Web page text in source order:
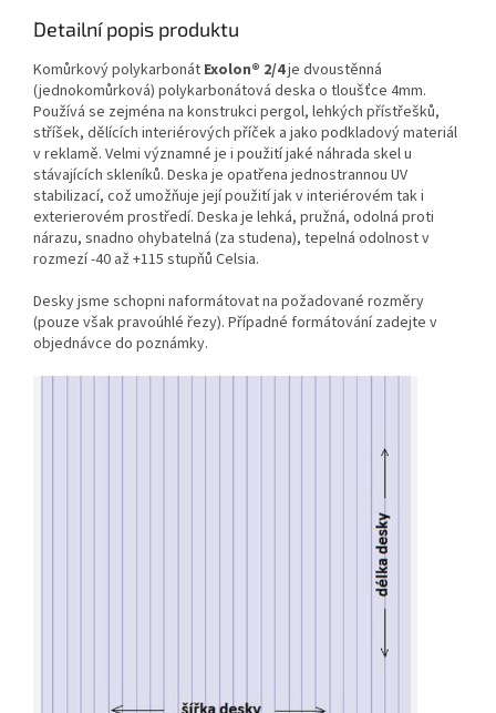
Detailní popis produktu
Komůrkový polykarbonát Exolon® 2/4je dvoustěnná
(jednokomůrková) polykarbonátová deska o tloušťce 4mm.
Používá se zejména na konstrukci pergol, lehkých přístřešků,
stříšek, dělících interiérových příček a jako podkladový materiál
v reklamě. Velmi významné je i použití jaké náhrada skel u
stávajících skleníků. Deska je opatřena jednostrannou UV
stabilizací, což umožňuje její použití jak v interiérovém tak i
exterierovém prostředí. Deska je lehká, pružná, odolná proti
nárazu, snadno ohybatelná (za studena), tepelná odolnost v
rozmezí -40 až +115 stupňů Celsia.
Desky jsme schopni naformátovat na požadované rozměry
(pouze však pravoúhlé řezy). Případné formátování zadejte v
objednávce do poznámky.